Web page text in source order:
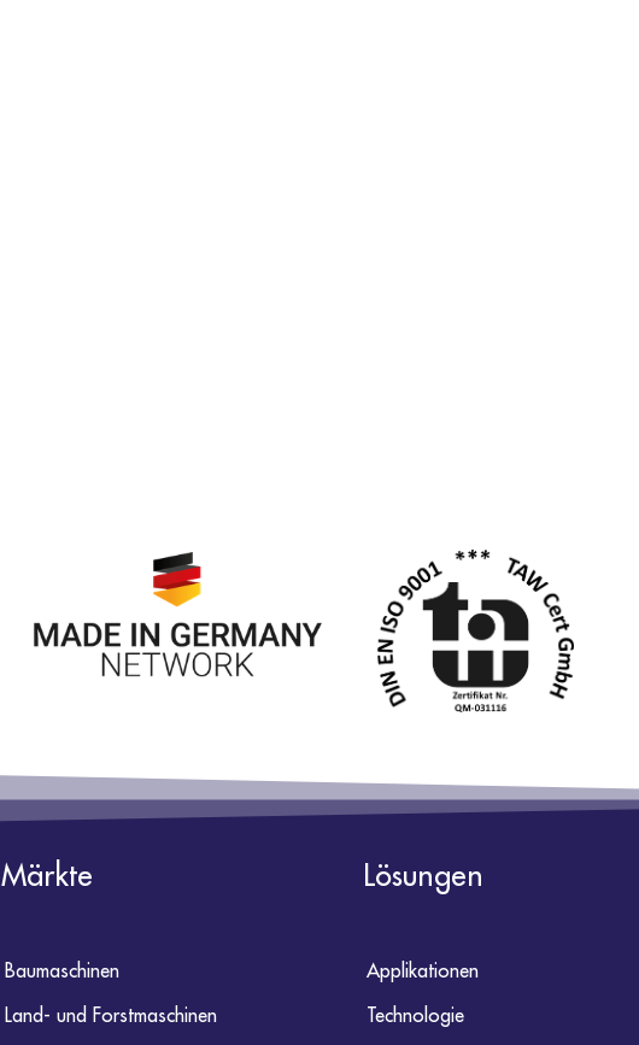
Märkte
Baumaschinen
Land- und Forstmaschinen
Lösungen
Applikationen
Technologie